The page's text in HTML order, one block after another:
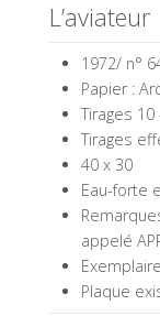
L’aviateur
1972/ n°
Papier :
Tirages 10
Tirages
40 x 30
Eau-forte
appelé
Plaque